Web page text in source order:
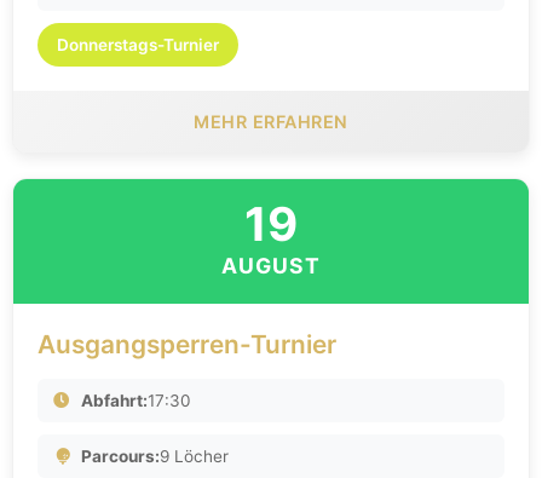
Donnerstags-Turnier
MEHR ERFAHREN
19
AUGUST
Ausgangsperren-Turnier
Abfahrt:17:30
Parcours:9 Löcher